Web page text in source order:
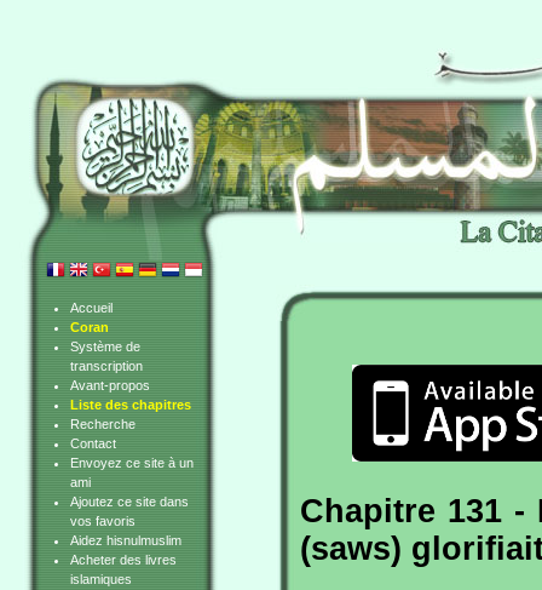
Accueil
Coran
Système de
transcription
Avant-propos
Liste des chapitres
Recherche
Contact
Envoyez ce site à un
ami
Ajoutez ce site dans
vos favoris
Aidez hisnulmuslim
Acheter des livres
islamiques
Chapitre 131 -
(saws)